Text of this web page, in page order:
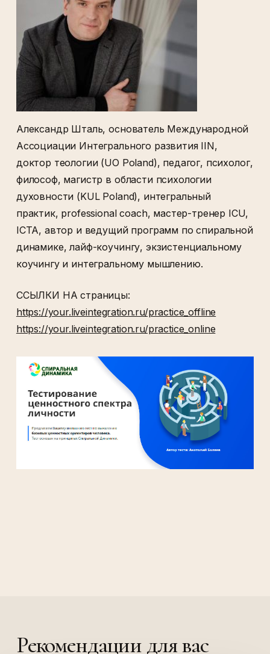
Александр Шталь, основатель Международной
Ассоциации Интегрального развития IIN,
доктор теологии (UO Poland), педагог, психолог,
философ, магистр в области психологии
духовности (KUL Poland), интегральный
практик, professional coach, мастер-тренер ICU,
ICTA, автор и ведущий программ по спиральной
динамике, лайф-коучингу, экзистенциальному
коучингу и интегральному мышлению.
ССЫЛКИ НА страницы:
https://your.liveintegration.ru/practice_offline
https://your.liveintegration.ru/practice_online
Рекомендации для вас